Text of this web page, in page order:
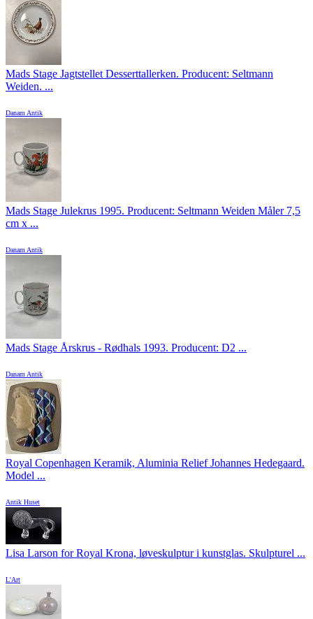
Mads Stage Jagtstellet Desserttallerken. Producent: Seltmann
Weiden. ...
Danam Antik
Mads Stage Julekrus 1995. Producent: Seltmann Weiden Måler 7,5
cm x ...
Danam Antik
Mads Stage Årskrus - Rødhals 1993. Producent: D2 ...
Danam Antik
Royal Copenhagen Keramik, Aluminia Relief Johannes Hedegaard.
Model ...
Antik Huset
Lisa Larson for Royal Krona, løveskulptur i kunstglas. Skulpturel ...
L'Art